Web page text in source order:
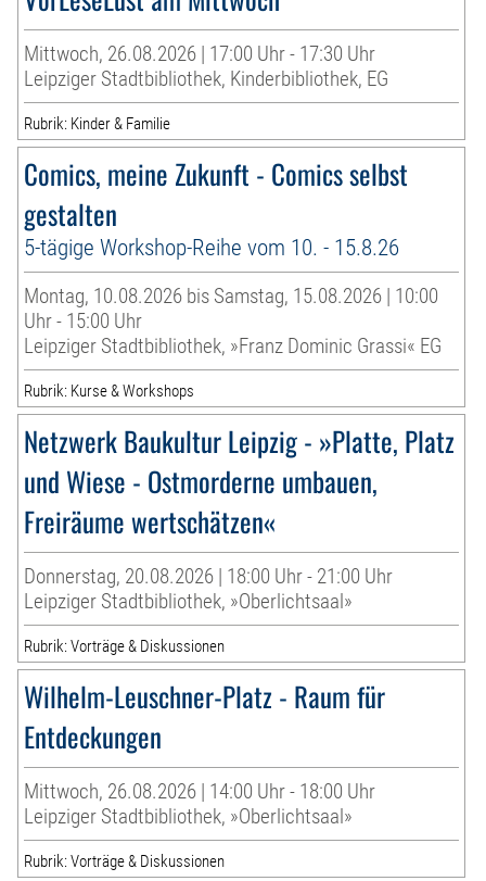
Mittwoch, 26.08.2026 | 17:00 Uhr - 17:30 Uhr
Leipziger Stadtbibliothek, Kinderbibliothek, EG
Rubrik: Kinder & Familie
Comics, meine Zukunft - Comics selbst
gestalten
5-tägige Workshop-Reihe vom 10. - 15.8.26
Montag, 10.08.2026 bis Samstag, 15.08.2026 | 10:00
Uhr - 15:00 Uhr
Leipziger Stadtbibliothek, »Franz Dominic Grassi« EG
Rubrik: Kurse & Workshops
Netzwerk Baukultur Leipzig - »Platte, Platz
und Wiese - Ostmorderne umbauen,
Freiräume wertschätzen«
Donnerstag, 20.08.2026 | 18:00 Uhr - 21:00 Uhr
Leipziger Stadtbibliothek, »Oberlichtsaal»
Rubrik: Vorträge & Diskussionen
Wilhelm-Leuschner-Platz - Raum für
Entdeckungen
Mittwoch, 26.08.2026 | 14:00 Uhr - 18:00 Uhr
Leipziger Stadtbibliothek, »Oberlichtsaal»
Rubrik: Vorträge & Diskussionen